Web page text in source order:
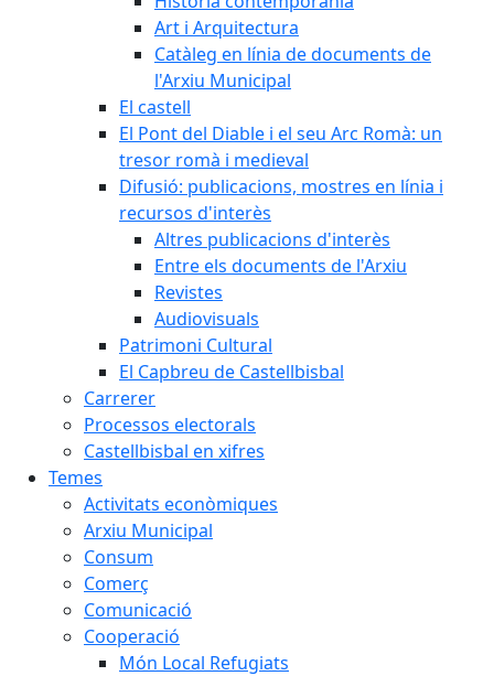
Art i Arquitectura
Catàleg en línia de documents de
l'Arxiu Municipal
El castell
El Pont del Diable i el seu Arc Romà: un
tresor romà i medieval
Difusió: publicacions, mostres en línia i
recursos d'interès
Altres publicacions d'interès
Entre els documents de l'Arxiu
Revistes
Audiovisuals
Patrimoni Cultural
El Capbreu de Castellbisbal
Carrerer
Processos electorals
Castellbisbal en xifres
Temes
Activitats econòmiques
Arxiu Municipal
Consum
Comerç
Comunicació
Cooperació
Món Local Refugiats